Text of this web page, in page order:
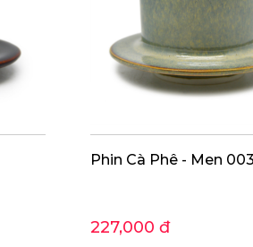
Phin Cà Phê - Men
227,000 đ